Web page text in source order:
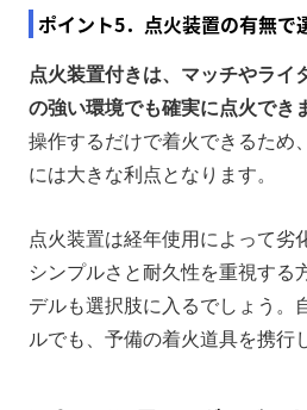
ポイント5．点火装置の有無で
点火装置付きは、マッチやライ
の強い環境でも確実に点火でき
操作するだけで着火できるため
には大きな利点となります。
点火装置は経年使用によって劣
シンプルさと耐久性を重視する
デルも選択肢に入るでしょう。
ルでも、予備の着火道具を携行